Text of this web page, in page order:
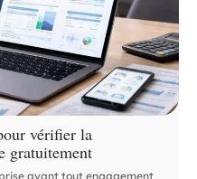
vérifier la
gratuitement
avant tout engagement